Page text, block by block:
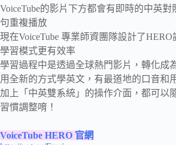
VoiceTube的影片下方都會有即時的中英對
句重複播放
現在VoiceTube 專業師資團隊設計了HERO
學習模式更有效率
學習過程中是透過全球熱門影片，轉化成
用全新的方式學英文，有最道地的口音和
加上「中英雙系統」的操作介面，都可以
習慣調整唷！
VoiceTube HERO 官網